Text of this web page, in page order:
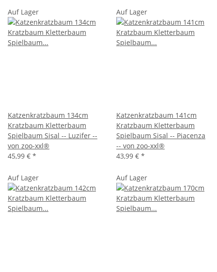
Auf Lager
Katzenkratzbaum 134cm
Kratzbaum Kletterbaum
Spielbaum Sisal -- Luzifer --
von zoo-xxl®
45,99 € *
Auf Lager
Katzenkratzbaum 141cm
Kratzbaum Kletterbaum
Spielbaum Sisal -- Piacenza
-- von zoo-xxl®
43,99 € *
Auf Lager Auf Lager